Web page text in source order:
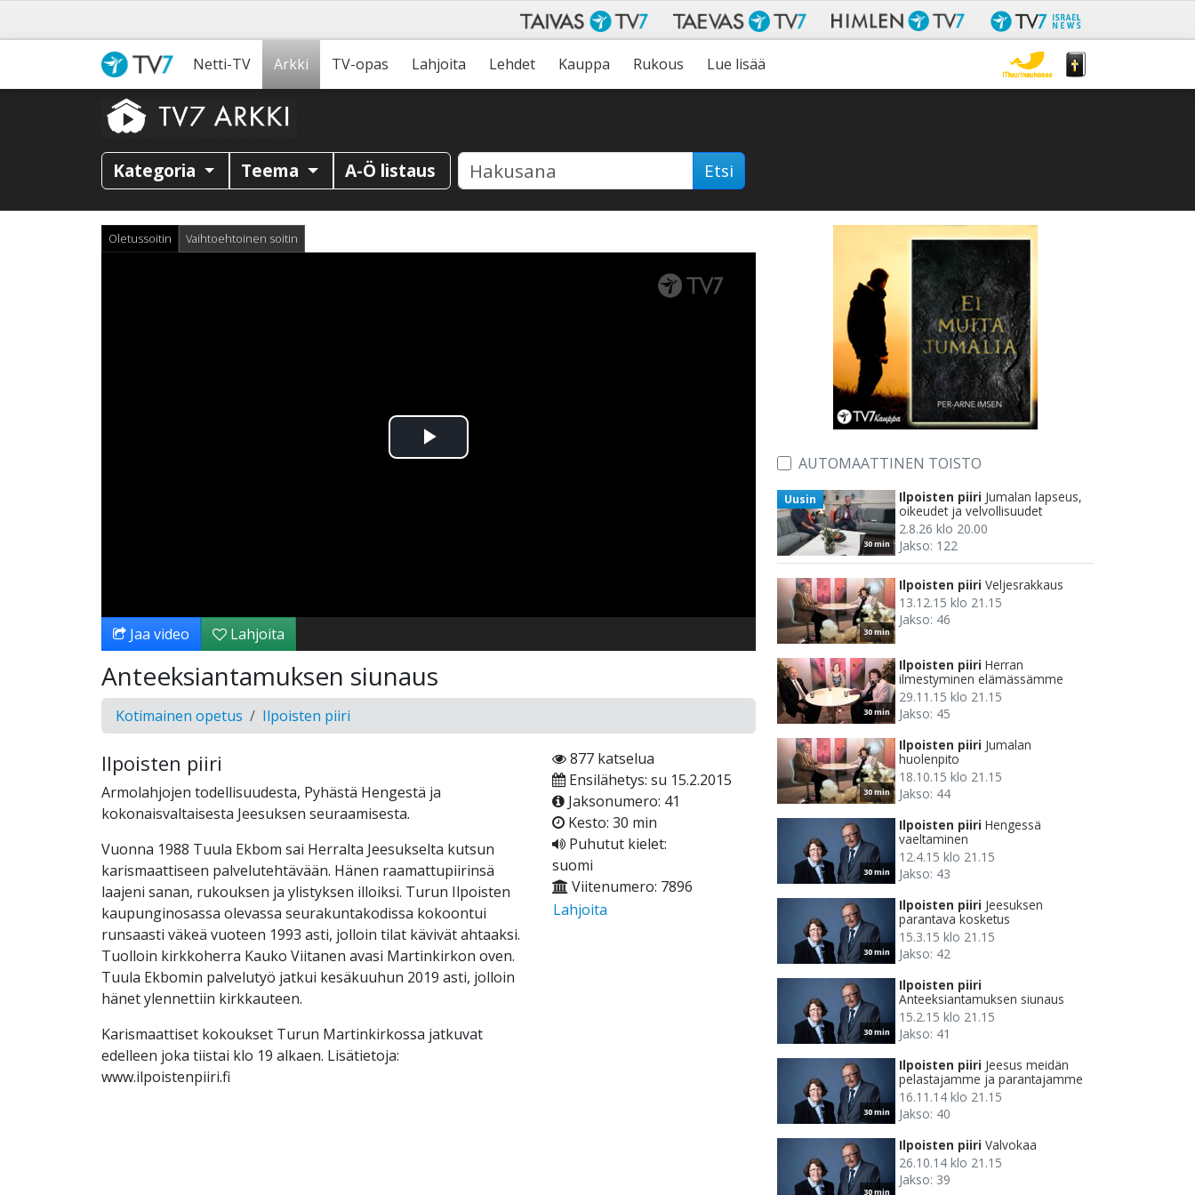
Netti-TV Arkki TV-opas Lahjoita Lehdet Kauppa Rukous Lue lisää
Kategoria Teema A-Ö listaus Etsi
Oletussoitin Vaihtoehtoinen soitin
Toista
Jaa video Lahjoita
Anteeksiantamuksen siunaus
Kotimainen opetus Ilpoisten piiri
Ilpoisten piiri
Armolahjojen todellisuudesta, Pyhästä Hengestä ja
kokonaisvaltaisesta Jeesuksen seuraamisesta.
Vuonna 1988 Tuula Ekbom sai Herralta Jeesukselta kutsun
karismaattiseen palvelutehtävään. Hänen raamattupiirinsä
laajeni sanan, rukouksen ja ylistyksen illoiksi. Turun Ilpoisten
kaupunginosassa olevassa seurakuntakodissa kokoontui
runsaasti väkeä vuoteen 1993 asti, jolloin tilat kävivät ahtaaksi.
Tuolloin kirkkoherra Kauko Viitanen avasi Martinkirkon oven.
Tuula Ekbomin palvelutyö jatkui kesäkuuhun 2019 asti, jolloin
hänet ylennettiin kirkkauteen.
Karismaattiset kokoukset Turun Martinkirkossa jatkuvat
edelleen joka tiistai klo 19 alkaen. Lisätietoja:
www.ilpoistenpiiri.fi
877 katselua
Ensilähetys: su 15.2.2015
Jaksonumero: 41
Kesto: 30 min
Puhutut kielet:
suomi
Viitenumero: 7896
Lahjoita
AUTOMAATTINEN TOISTO
30 min
Uusin Ilpoisten piiri Jumalan lapseus,
oikeudet ja velvollisuudet
2.8.26 klo 20.00
Jakso: 122
30 min
Ilpoisten piiri Veljesrakkaus
13.12.15 klo 21.15
Jakso: 46
30 min
Ilpoisten piiri Herran
ilmestyminen elämässämme
29.11.15 klo 21.15
Jakso: 45
30 min
Ilpoisten piiri Jumalan
huolenpito
18.10.15 klo 21.15
Jakso: 44
30 min
Ilpoisten piiri Hengessä
vaeltaminen
12.4.15 klo 21.15
Jakso: 43
30 min
Ilpoisten piiri Jeesuksen
parantava kosketus
15.3.15 klo 21.15
Jakso: 42
30 min
Ilpoisten piiri
Anteeksiantamuksen siunaus
15.2.15 klo 21.15
Jakso: 41
30 min
Ilpoisten piiri Jeesus meidän
pelastajamme ja parantajamme
16.11.14 klo 21.15
Jakso: 40
30 min
Ilpoisten piiri Valvokaa
26.10.14 klo 21.15
Jakso: 39